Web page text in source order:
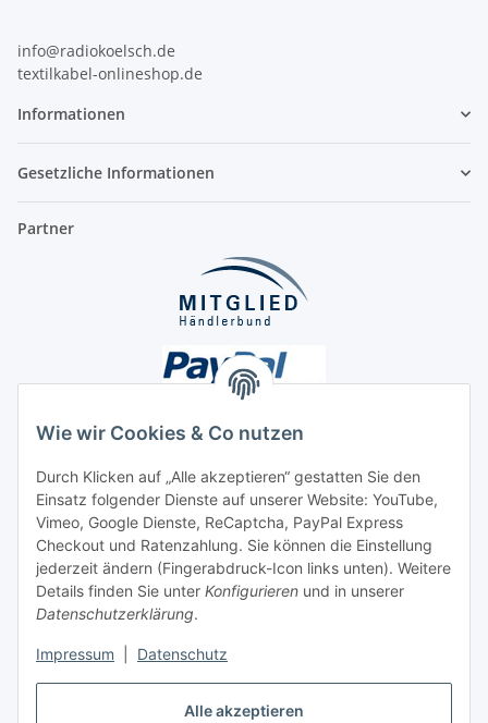
Alle akzeptieren
Wie wir Cookies & Co nutzen
Durch Klicken auf „Alle akzeptieren“ gestatten Sie den
Einsatz folgender Dienste auf unserer Website: YouTube,
Vimeo, Google Dienste, ReCaptcha, PayPal Express
Checkout und Ratenzahlung. Sie können die Einstellung
jederzeit ändern (Fingerabdruck-Icon links unten). Weitere
Details finden Sie unter Konfigurieren und in unserer
Datenschutzerklärung.
Impressum Datenschutz
info@radiokoelsch.de
textilkabel-onlineshop.de
Informationen
Gesetzliche Informationen
Partner
Unsere Seiten
Social Media
Vertrag widerrufen